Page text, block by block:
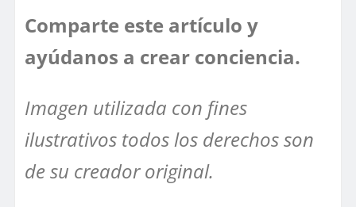
Comparte este artículo y
ayúdanos a crear conciencia.
Imagen utilizada con fines
ilustrativos todos los derechos son
de su creador original.